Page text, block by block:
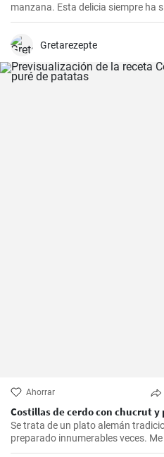
manzana. Esta delicia siempre ha
culinario. Me gusta hacerlas en
hacerte feliz. Es un postre que
disfrutes tanto como yo.
Gretarezepte
Ahorrar
Costillas de cerdo con chucrut
Se trata de un plato alemán
preparado innumerables veces.
Kassler combinado con el chucrut